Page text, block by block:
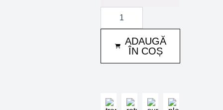
Cantitate
D110-
Plimat
ADAUGĂ
ÎN COȘ